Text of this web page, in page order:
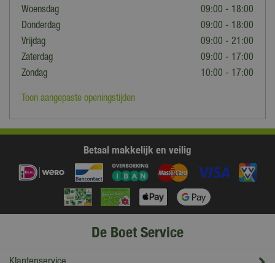
Woensdag
09:00 - 18:00
Donderdag
09:00 - 18:00
Vrijdag
09:00 - 21:00
Zaterdag
09:00 - 17:00
Zondag
10:00 - 17:00
Toon aangepaste openingstijden
Betaal makkelijk en veilig
De Boet Service